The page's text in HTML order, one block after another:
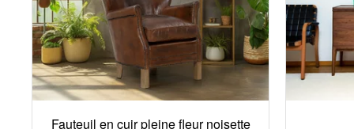
Fauteuil en cuir pleine fleur noisette